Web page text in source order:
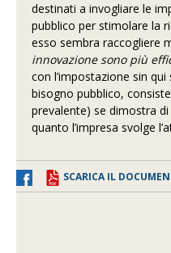
destinati a invogliare le
pubblico per stimolare la
esso sembra raccogliere
innovazione sono più
con l’impostazione sin
bisogno pubblico,
prevalente) se dimostra
quanto l’impresa svolge
SCARICA IL